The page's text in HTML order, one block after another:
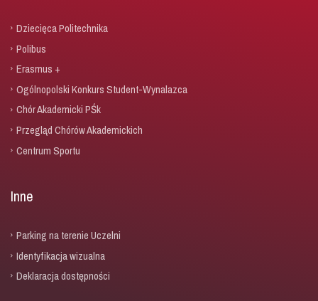
Dziecięca Politechnika
Polibus
Erasmus +
Ogólnopolski Konkurs Student-Wynalazca
Chór Akademicki PŚk
Przegląd Chórów Akademickich
Centrum Sportu
Inne
Parking na terenie Uczelni
Identyfikacja wizualna
Deklaracja dostępności